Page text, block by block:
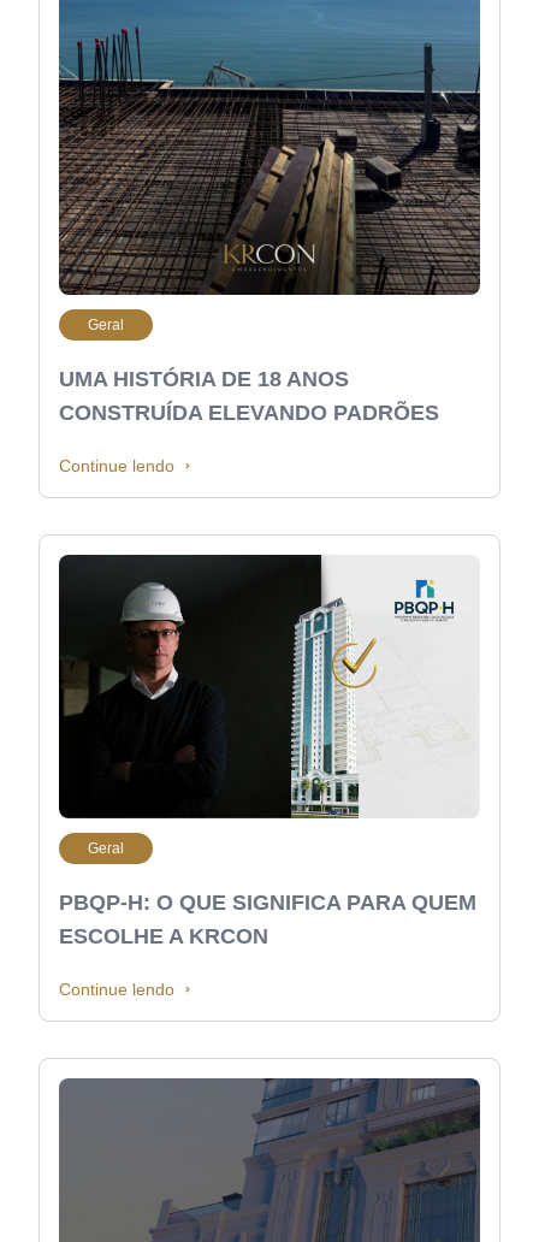
Geral
UMA HISTÓRIA DE 18 ANOS
CONSTRUÍDA ELEVANDO PADRÕES
Continue lendo
Geral
PBQP-H: O QUE SIGNIFICA PARA QUEM
ESCOLHE A KRCON
Continue lendo